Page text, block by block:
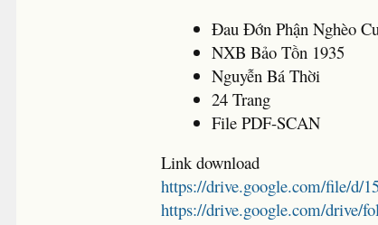
Đau Đớn Phận Nghèo
NXB Bảo Tồn 1935
Nguyễn Bá Thời
24 Trang
File PDF-SCAN
Link download
https://drive.google.com/file/d/
https://drive.google.com/drive/